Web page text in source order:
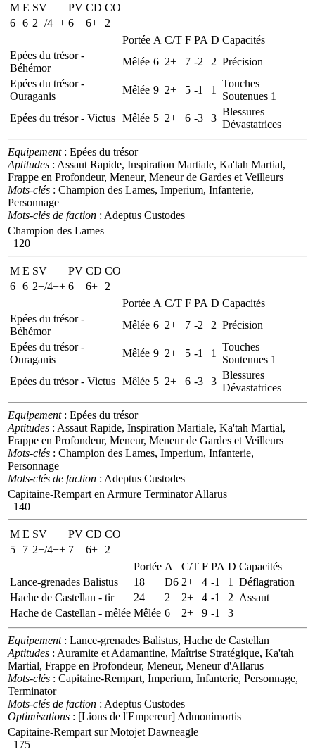
M E SV PV CD CO
6 6 2+/4++ 6 6+
2
Portée A C/T F PA D Capacités
Epées du trésor -
Béhémor
Mêlée 6 2+ 7 -2 2 Précision
Epées du trésor -
Ouraganis
Mêlée 9 2+ 5 -1 1
Touches
Soutenues 1
Epées du trésor - Victus Mêlée 5 2+ 6 -3 3
Blessures
Dévastatrices
Equipement: Epées du trésor
Aptitudes : Assaut Rapide, Inspiration Martiale, Ka'tah Martial,
Frappe en Profondeur, Meneur, Meneur de Gardes et Veilleurs
Mots-clés : Champion des Lames, Imperium, Infanterie,
Personnage
Mots-clés de faction : Adeptus Custodes
Champion des Lames
120
M E SV PV CD CO
6 6 2+/4++ 6 6+
2
Portée A C/T F PA D Capacités
Epées du trésor -
Béhémor
Mêlée 6 2+ 7 -2 2 Précision
Epées du trésor -
Ouraganis
Mêlée 9 2+ 5 -1 1
Touches
Soutenues 1
Epées du trésor - Victus Mêlée 5 2+ 6 -3 3
Blessures
Dévastatrices
Equipement: Epées du trésor
Aptitudes : Assaut Rapide, Inspiration Martiale, Ka'tah Martial,
Frappe en Profondeur, Meneur, Meneur de Gardes et Veilleurs
Mots-clés : Champion des Lames, Imperium, Infanterie,
Personnage
Mots-clés de faction : Adeptus Custodes
Capitaine-Rempart en Armure Terminator Allarus
140
M E SV PV CD CO
5
7 2+/4++ 7 6+
2
Portée A C/T F PA D Capacités
Lance-grenades Balistus
18 D6 2+ 4 -1 1
Déflagration
Hache de Castellan - tir
24 2 2+ 4 -1 2 Assaut
Hache de Castellan - mêlée Mêlée 6 2+ 9 -1 3
Equipement: Lance-grenades Balistus, Hache de Castellan
Aptitudes : Auramite et Adamantine, Maîtrise Stratégique, Ka'tah
Martial, Frappe en Profondeur, Meneur, Meneur d'Allarus
Mots-clés : Capitaine-Rempart, Imperium, Infanterie, Personnage,
Terminator
Mots-clés de faction : Adeptus Custodes
Optimisations : [Lions de l'Empereur] Admonimortis
Capitaine-Rempart sur Motojet Dawneagle
175